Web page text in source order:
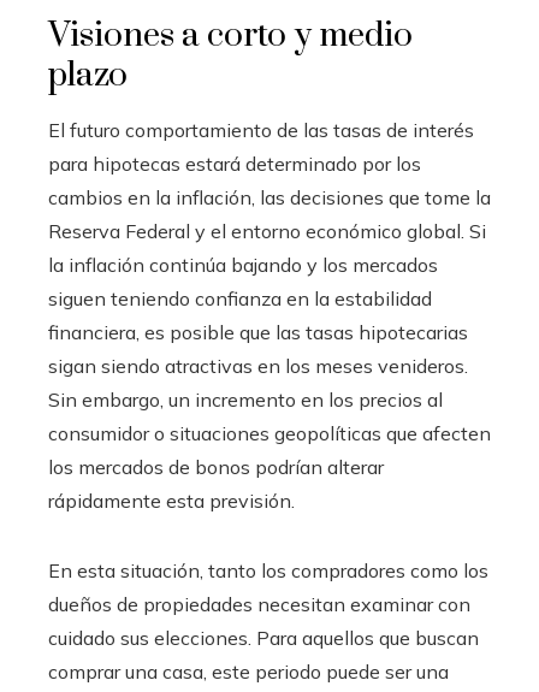
Visiones a corto y medio
plazo
El futuro comportamiento de las tasas de interés
para hipotecas estará determinado por los
cambios en la inflación, las decisiones que tome la
Reserva Federal y el entorno económico global. Si
la inflación continúa bajando y los mercados
siguen teniendo confianza en la estabilidad
financiera, es posible que las tasas hipotecarias
sigan siendo atractivas en los meses venideros.
Sin embargo, un incremento en los precios al
consumidor o situaciones geopolíticas que afecten
los mercados de bonos podrían alterar
rápidamente esta previsión.
En esta situación, tanto los compradores como los
dueños de propiedades necesitan examinar con
cuidado sus elecciones. Para aquellos que buscan
comprar una casa, este periodo puede ser una